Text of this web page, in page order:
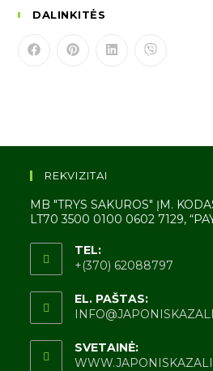
DALINKITĖS
REKVIZITAI
MB "TRYS SAKUROS" ĮM.
LT70 3500 0100 0602 7129,
TEL:
+(370) 62088797
EL. PAŠTAS:
SVETAINĖ: